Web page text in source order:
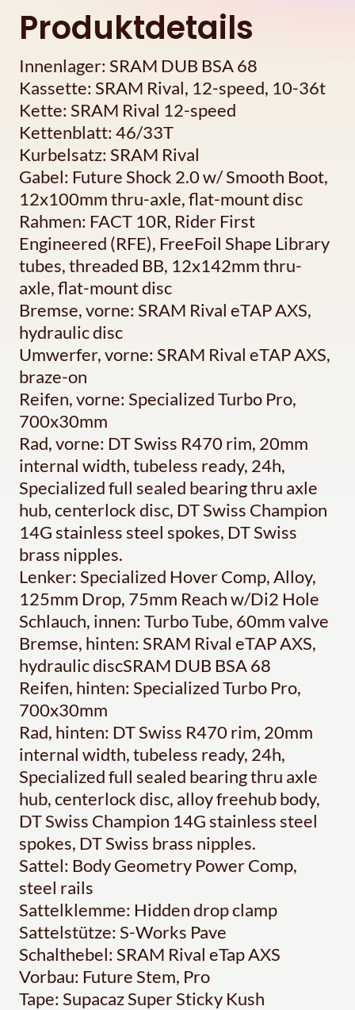
Produktdetails
Innenlager: SRAM DUB BSA 68
Kassette: SRAM Rival, 12-speed, 10-36t
Kette: SRAM Rival 12-speed
Kettenblatt: 46/33T
Kurbelsatz: SRAM Rival
Gabel: Future Shock 2.0 w/ Smooth Boot,
12x100mm thru-axle, flat-mount disc
Rahmen: FACT 10R, Rider First
Engineered (RFE), FreeFoil Shape Library
tubes, threaded BB, 12x142mm thru-
axle, flat-mount disc
Bremse, vorne: SRAM Rival eTAP AXS,
hydraulic disc
Umwerfer, vorne: SRAM Rival eTAP AXS,
braze-on
Reifen, vorne: Specialized Turbo Pro,
700x30mm
Rad, vorne: DT Swiss R470 rim, 20mm
internal width, tubeless ready, 24h,
Specialized full sealed bearing thru axle
hub, centerlock disc, DT Swiss Champion
14G stainless steel spokes, DT Swiss
brass nipples.
Lenker: Specialized Hover Comp, Alloy,
125mm Drop, 75mm Reach w/Di2 Hole
Schlauch, innen: Turbo Tube, 60mm valve
Bremse, hinten: SRAM Rival eTAP AXS,
hydraulic discSRAM DUB BSA 68
Reifen, hinten: Specialized Turbo Pro,
700x30mm
Rad, hinten: DT Swiss R470 rim, 20mm
internal width, tubeless ready, 24h,
Specialized full sealed bearing thru axle
hub, centerlock disc, alloy freehub body,
DT Swiss Champion 14G stainless steel
spokes, DT Swiss brass nipples.
Sattel: Body Geometry Power Comp,
steel rails
Sattelklemme: Hidden drop clamp
Sattelstütze: S-Works Pave
Schalthebel: SRAM Rival eTap AXS
Vorbau: Future Stem, Pro
Tape: Supacaz Super Sticky Kush